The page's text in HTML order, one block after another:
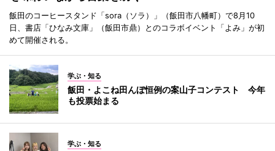
飯田のコーヒースタンド「sora（ソラ）」（飯田市八幡町）で8月10
日、書店「ひなみ文庫」（飯田市鼎）とのコラボイベント「よみ」が初
めて開催される。
学ぶ・知る
飯田・よこね田んぼ恒例の案山子コンテスト 今年
も投票始まる
学ぶ・知る